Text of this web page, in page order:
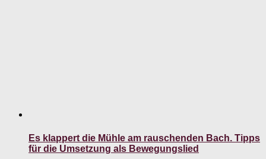
Es klappert die Mühle am rauschenden Bach. Tipps
für die Umsetzung als Bewegungslied